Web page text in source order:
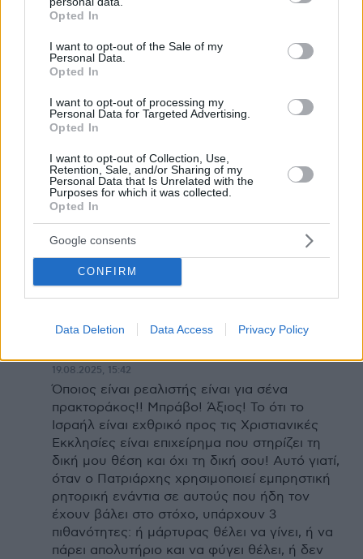
grant or deny consent to Google and its third-party tags to
use your data for below specified purposes in below Google
consent section.
Opted In
I want to opt-out of the Sale of my
Personal Data.
Opted In
I want to opt-out of processing my
Personal Data for Targeted Advertising.
Opted In
I want to opt-out of Collection, Use,
Retention, Sale, and/or Sharing of my
Personal Data that Is Unrelated with the
Purposes for which it was collected.
Opted In
Google consents
CONFIRM
Data Deletion Data Access Privacy Policy
18.08.2025, 18:26
με κάθε τρόπο όλες τις χριστιανικές Εκκλησίες
της Ιερουσαλήμ, που υπάρχουν εκεί από τον 5ο αι.
μ.Χ., οι έποικοι βεβηλώνουν ναούς και
προσκυνήματα ατιμωρητί. Οι φανατικοί στην
Ιερουσαλήμ μπαίνουν σε ιδρύματα όλων των
χριστιανικών Εκκλησιών και τα καταστρέφουν.
Τραμπουκίζουν ιερείς όλων των χριστιανικών
δογμάτων φτύνοντάς τους και υβρίζοντάς τους
στους δρόμους, χωρίς να επεμβαίνει η αστυνομία.
Γύρνα λοιπόν στην πρεσβεία σου και μη μιλάς για
τον Ελληνισμό. Κακό στα συμφέροντα της χώρας
σου κάνεις. όσο για την ελληνική κυβέρνηση του
φίλου του «αγαπητού μας Μπίμπι», πάντα
κατώτερη των περιστάσεων, ούτε καν μια μικρή
διαμαρτυρία...
19.08.2025, 15:42
Όποιος είναι ρεαλιστής είναι για σένα
πρακτοράκος!! Μπράβο! Άξιος! Το ότι το
Ισραήλ είναι εχθρικό προς τις Χριστιανικές
Εκκλησίες είναι επιχείρημα που στηρίζει τη
δική μου θέση και όχι τη δική σου! Αυτό γιατί,
όταν ο Πατριάρχης χρησιμοποιεί εμπρηστική
ρητορική ενάντια σε αυτούς που ήδη τον
έχουν βάλει στο στόχο, υπάρχουν 3
πιθανότητες: ή μάρτυρας θέλει να γίνει, ή να
πάρει απολυτήριο και να φύγει θέλει, ή δεν